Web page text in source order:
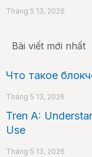
Tháng 5 13, 2026
Bài viết mới nhất
Что такое
Tháng 5 13, 2026
Tren A:
Use
Tháng 5 13, 2026